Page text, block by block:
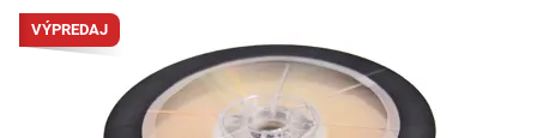
VÝPREDAJ